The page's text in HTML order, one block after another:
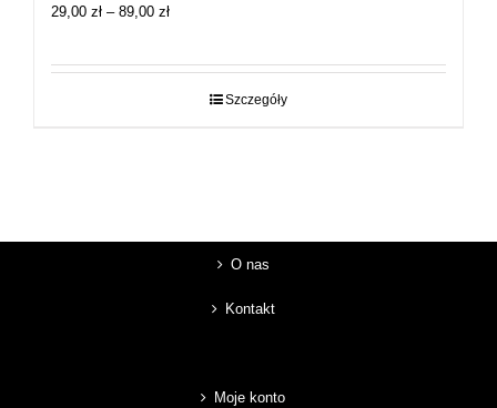
29,00 zł – 89,00 złZakres
29,00 zł
Szczegóły
O nas
Kontakt
Moje konto